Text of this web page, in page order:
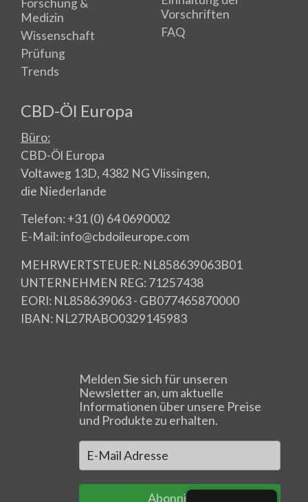
Forschung &
Medizin
Wissenschaft
Prüfung
Trends
Vorschriften
FAQ
CBD-Öl Europa
Büro:
CBD-Öl Europa
Voltaweg 13D, 4382 NG Vlissingen,
die Niederlande
Telefon: +31 (0) 64 0690002
E-Mail: info@cbdoileurope.com
MEHRWERTSTEUER: NL858639063B01
UNTERNEHMEN REG: 71257438
EORI: NL858639063 - GB077465870000
IBAN: NL27RABO0329145983
Melden Sie sich für unseren
Newsletter an, um aktuelle
Informationen über unsere Preise
und Produkte zu erhalten.
Abonnieren